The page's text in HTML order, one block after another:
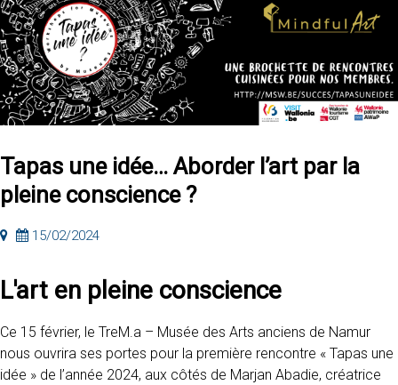
Tapas une idée… Aborder l’art par la
pleine conscience ?
15/02/2024
L'art en pleine conscience
Ce 15 février, le TreM.a – Musée des Arts anciens de Namur
nous ouvrira ses portes pour la première rencontre « Tapas une
idée » de l’année 2024, aux côtés de Marjan Abadie, créatrice